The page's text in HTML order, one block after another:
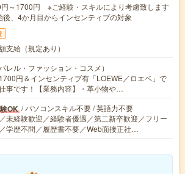
～1700円 ※ご経験・スキルにより考慮致します
後、4か月目からインセンティブの対象
支給（規定あり）
レル・ファッション・コスメ）
円＆インセンティブ有「LOEWE／ロエベ」で
事です！【業務内容】・革小物や…
OK / パソコンスキル不要 / 英語力不要
未経験歓迎／経験者優遇／第二新卒歓迎／フリー
学歴不問／履歴書不要／Web面接正社…